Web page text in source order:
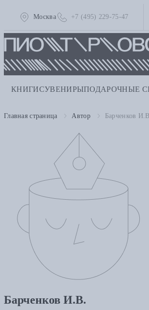
Москва +7 (495) 229-75-47
КНИГИСУВЕНИРЫПОДАРОЧНЫЕ
Главная страница Автор Барченков
Барченков И.В.